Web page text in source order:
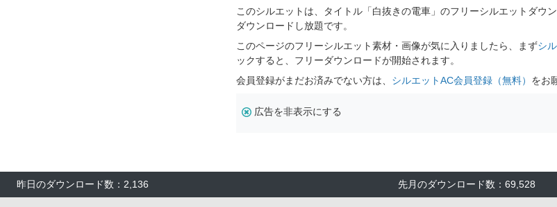
このシルエットは、タイトル「白抜きの電車」のフリーシルエットダウ
ダウンロードし放題です。
このページのフリーシルエット素材・画像が気に入りましたら、まずシ
ックすると、フリーダウンロードが開始されます。
会員登録がまだお済みでない方は、 シルエットAC会員登録（無料） をお
広告を非表示にする
昨日のダウンロード数：2,136 先月のダウンロード数：69,528